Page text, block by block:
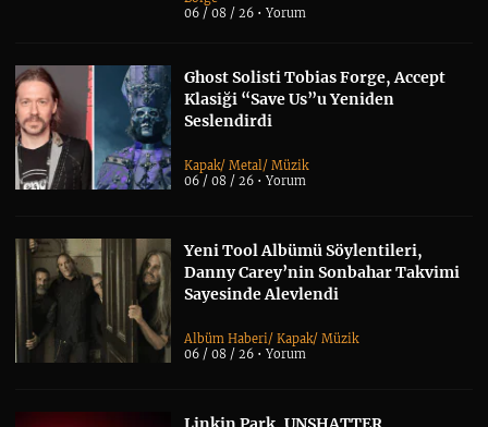
06 / 08 / 26 •Yorum
Ghost Solisti Tobias Forge, Accept
Klasiği “Save Us”u Yeniden
Seslendirdi
Kapak/Metal /Müzik
06 / 08 / 26 •Yorum
Yeni Tool Albümü Söylentileri,
Danny Carey’nin Sonbahar Takvimi
Sayesinde Alevlendi
Albüm Haberi/Kapak/Müzik
06 / 08 / 26 •Yorum